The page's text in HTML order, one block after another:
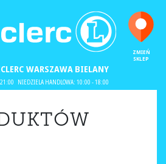
ZMIEŃ
SKLEP
WARSZAWA BIELANY
NIEDZIELA HANDLOWA: 10:00 - 18:00